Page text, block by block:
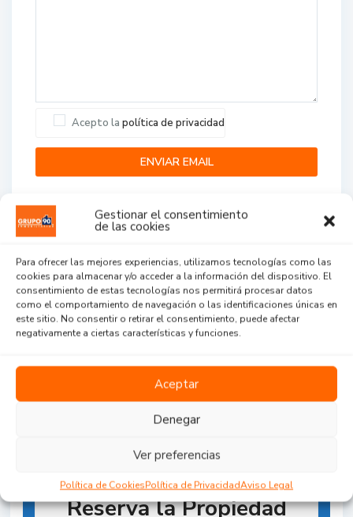
Gestionar el consentimiento
de las cookies
Para ofrecer las mejores experiencias, utilizamos tecnologías como las
cookies para almacenar y/o acceder a la información del dispositivo. El
consentimiento de estas tecnologías nos permitirá procesar datos
como el comportamiento de navegación o las identificaciones únicas en
este sitio. No consentir o retirar el consentimiento, puede afectar
negativamente a ciertas características y funciones.
Aceptar
Denegar
Ver preferencias
Política de CookiesPolítica de PrivacidadAviso Legal
Acepto la política de privacidad
Agent Reviews
...
Reserva la Propiedad